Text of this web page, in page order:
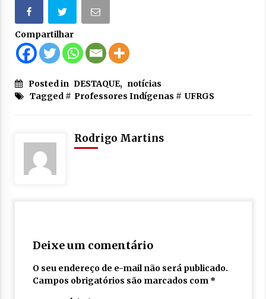
Compartilhar
Posted in DESTAQUE, notícias
Tagged # Professores Indígenas # UFRGS
Rodrigo Martins
Deixe um comentário
O seu endereço de e-mail não será publicado.
Campos obrigatórios são marcados com *